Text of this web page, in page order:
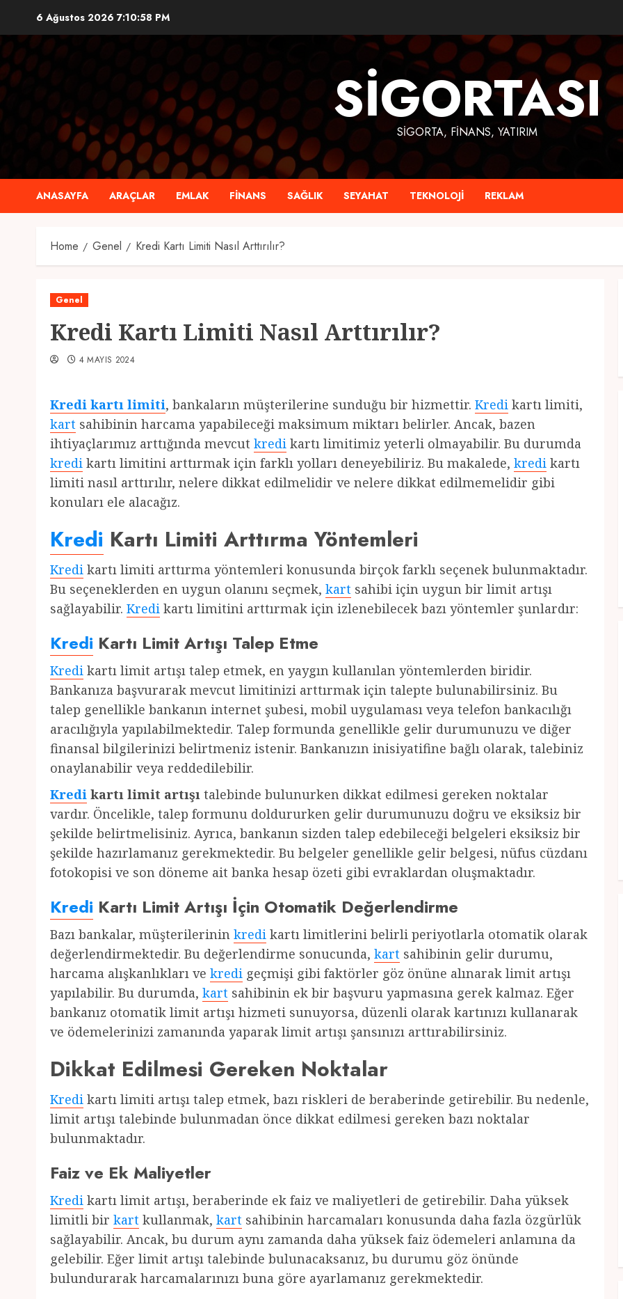
content
6 Ağustos 2026 7:10:59 PM
SIGORTASI
SIGORTA, FINANS, YATIRIM
ANASAYFA ARAÇLAR EMLAK FINANS SAĞLIK SEYAHAT TEKNOLOJI REKLAM
Home Genel Kredi Kartı Limiti Nasıl Arttırılır?
Genel
Kredi Kartı Limiti Nasıl Arttırılır?
4 MAYIS 2024
Kredi kartı limiti, bankaların müşterilerine sunduğu bir hizmettir. Kredi kartı limiti,
kart sahibinin harcama yapabileceği maksimum miktarı belirler. Ancak, bazen
ihtiyaçlarımız arttığında mevcut kredi kartı limitimiz yeterli olmayabilir. Bu durumda
kredi kartı limitini arttırmak için farklı yolları deneyebiliriz. Bu makalede, kredi kartı
limiti nasıl arttırılır, nelere dikkat edilmelidir ve nelere dikkat edilmemelidir gibi
konuları ele alacağız.
Kredi Kartı Limiti Arttırma Yöntemleri
Kredi kartı limiti arttırma yöntemleri konusunda birçok farklı seçenek bulunmaktadır.
Bu seçeneklerden en uygun olanını seçmek, kart sahibi için uygun bir limit artışı
sağlayabilir. Kredi kartı limitini arttırmak için izlenebilecek bazı yöntemler şunlardır:
Kredi Kartı Limit Artışı Talep Etme
Kredi kartı limit artışı talep etmek, en yaygın kullanılan yöntemlerden biridir.
Bankanıza başvurarak mevcut limitinizi arttırmak için talepte bulunabilirsiniz. Bu
talep genellikle bankanın internet şubesi, mobil uygulaması veya telefon bankacılığı
aracılığıyla yapılabilmektedir. Talep formunda genellikle gelir durumunuzu ve diğer
finansal bilgilerinizi belirtmeniz istenir. Bankanızın inisiyatifine bağlı olarak, talebiniz
onaylanabilir veya reddedilebilir.
Kredi kartı limit artışı talebinde bulunurken dikkat edilmesi gereken noktalar
vardır. Öncelikle, talep formunu doldururken gelir durumunuzu doğru ve eksiksiz bir
şekilde belirtmelisiniz. Ayrıca, bankanın sizden talep edebileceği belgeleri eksiksiz bir
şekilde hazırlamanız gerekmektedir. Bu belgeler genellikle gelir belgesi, nüfus cüzdanı
fotokopisi ve son döneme ait banka hesap özeti gibi evraklardan oluşmaktadır.
Kredi Kartı Limit Artışı İçin Otomatik Değerlendirme
Bazı bankalar, müşterilerinin kredi kartı limitlerini belirli periyotlarla otomatik olarak
değerlendirmektedir. Bu değerlendirme sonucunda, kart sahibinin gelir durumu,
harcama alışkanlıkları ve kredi geçmişi gibi faktörler göz önüne alınarak limit artışı
yapılabilir. Bu durumda, kart sahibinin ek bir başvuru yapmasına gerek kalmaz. Eğer
bankanız otomatik limit artışı hizmeti sunuyorsa, düzenli olarak kartınızı kullanarak
ve ödemelerinizi zamanında yaparak limit artışı şansınızı arttırabilirsiniz.
Dikkat Edilmesi Gereken Noktalar
Kredi kartı limiti artışı talep etmek, bazı riskleri de beraberinde getirebilir. Bu nedenle,
limit artışı talebinde bulunmadan önce dikkat edilmesi gereken bazı noktalar
bulunmaktadır.
Faiz ve Ek Maliyetler
Kredi kartı limit artışı, beraberinde ek faiz ve maliyetleri de getirebilir. Daha yüksek
limitli bir kart kullanmak, kart sahibinin harcamaları konusunda daha fazla özgürlük
sağlayabilir. Ancak, bu durum aynı zamanda daha yüksek faiz ödemeleri anlamına da
gelebilir. Eğer limit artışı talebinde bulunacaksanız, bu durumu göz önünde
bulundurarak harcamalarınızı buna göre ayarlamanız gerekmektedir.